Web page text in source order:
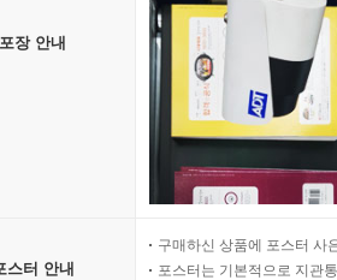
포장 안내
스터 안내
구매하신 상품에 포스터 사
포스터는 기본적으로 지관